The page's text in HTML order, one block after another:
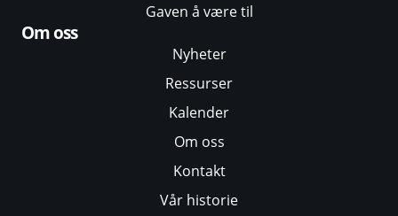
Gaven å være til
Om oss
Nyheter
Ressurser
Kalender
Om oss
Kontakt
Vår historie